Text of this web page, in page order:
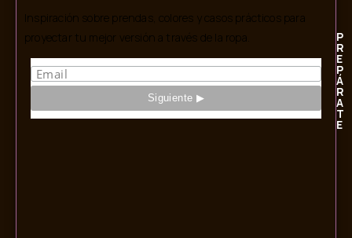
Inspiración sobre prendas, colores y casos prácticos para
proyectar tu mejor versión a través de la ropa.
P
R
E
P
Á
R
A
T
E